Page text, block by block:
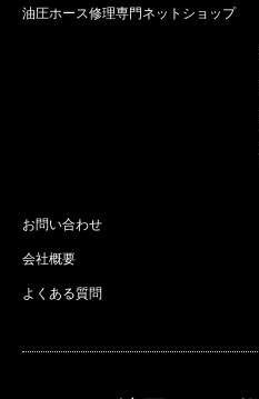
油圧ホース修理専門ネットショップ
お問い合わせ
会社概要
よくある質問